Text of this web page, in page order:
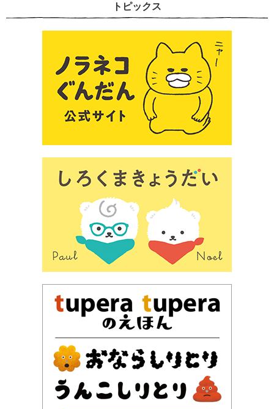
トピックス